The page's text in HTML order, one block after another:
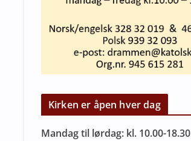
Kirken er åpen hver dag
Mandag til lørdag: kl. 10.00-18.30